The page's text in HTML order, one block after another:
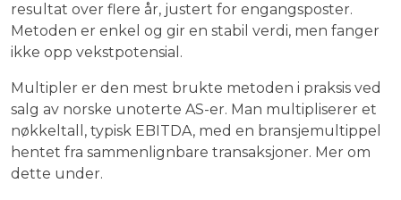
resultat over flere år, justert for engangsposter.
Metoden er enkel og gir en stabil verdi, men fanger
ikke opp vekstpotensial.
Multipler er den mest brukte metoden i praksis ved
salg av norske unoterte AS-er. Man multipliserer et
nøkkeltall, typisk EBITDA, med en bransjemultippel
hentet fra sammenlignbare transaksjoner. Mer om
dette under.